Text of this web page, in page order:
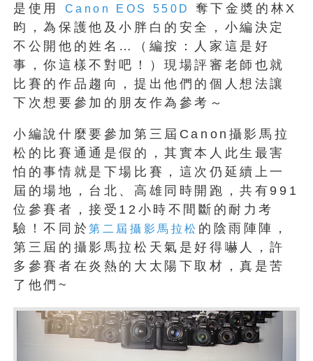
是使用
Canon EOS 550D 奪下金奬的林X
昀，為保護他及小胖白的安全，小編決定
不公開他的姓名…（編按：人家這是好
事，你這樣不對吧！）現場評審老師也就
比賽的作品趨向，提出他們的個人想法讓
下次想要參加的朋友作為參考～
小編說什麼要參加第三屆Canon攝影馬拉
松的比賽通通是假的，其實本人此生最害
怕的事情就是下場比賽，這次仍延續上一
屆的場地，台北、高雄同時開跑，共有991
位參賽者，接受12小時不間斷的耐力考
驗！不同於第二屆攝影馬拉松 的陰雨陣陣，
第三屆的攝影馬拉松天氣是好得嚇人，許
多參賽者在炎熱的大太陽下取材，真是苦
了他們~